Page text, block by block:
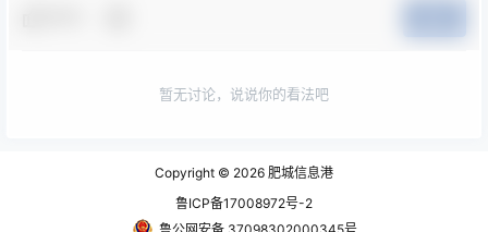
暂无讨论，说说你的看法吧
Copyright © 2026 肥城信息港
鲁ICP备17008972号-2